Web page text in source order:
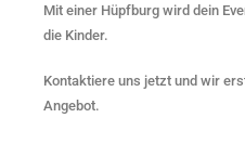
Mit einer Hüpfburg wird dein
die Kinder.
Kontaktiere uns jetzt und wir
Angebot.